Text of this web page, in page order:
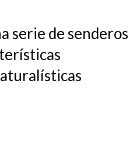
serie de senderos